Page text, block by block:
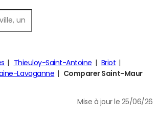
Thieuloy-Saint-Antoine
Briot
Lavaganne
Comparer Saint-Maur
Mise à jour le 25/06/26